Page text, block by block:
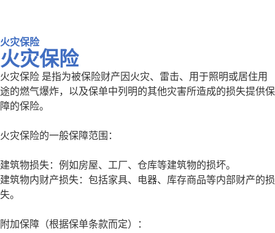
火灾保险
火灾保险
火灾保险 是指为被保险财产因火灾、雷击、用于照明或居住用
途的燃气爆炸，以及保单中列明的其他灾害所造成的损失提供保
障的保险。
火灾保险的一般保障范围：
建筑物损失：例如房屋、工厂、仓库等建筑物的损坏。
建筑物内财产损失：包括家具、电器、库存商品等内部财产的损
失。
附加保障（根据保单条款而定）：